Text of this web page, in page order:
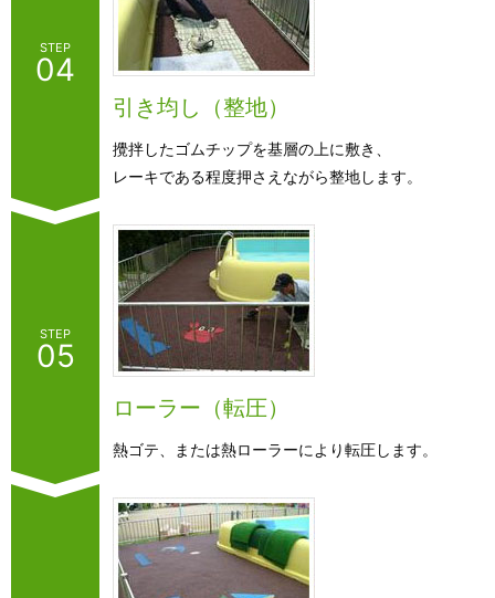
STEP
04
引き均し（整地）
攪拌したゴムチップを基層の上に敷き、
レーキである程度押さえながら整地します。
STEP
05
ローラー（転圧）
熱ゴテ、または熱ローラーにより転圧します。